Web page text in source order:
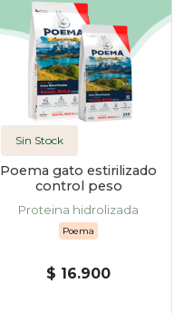
Sin Stock
Poema gato estirilizado
control peso
Proteina hidrolizada
Poema
$ 16.900